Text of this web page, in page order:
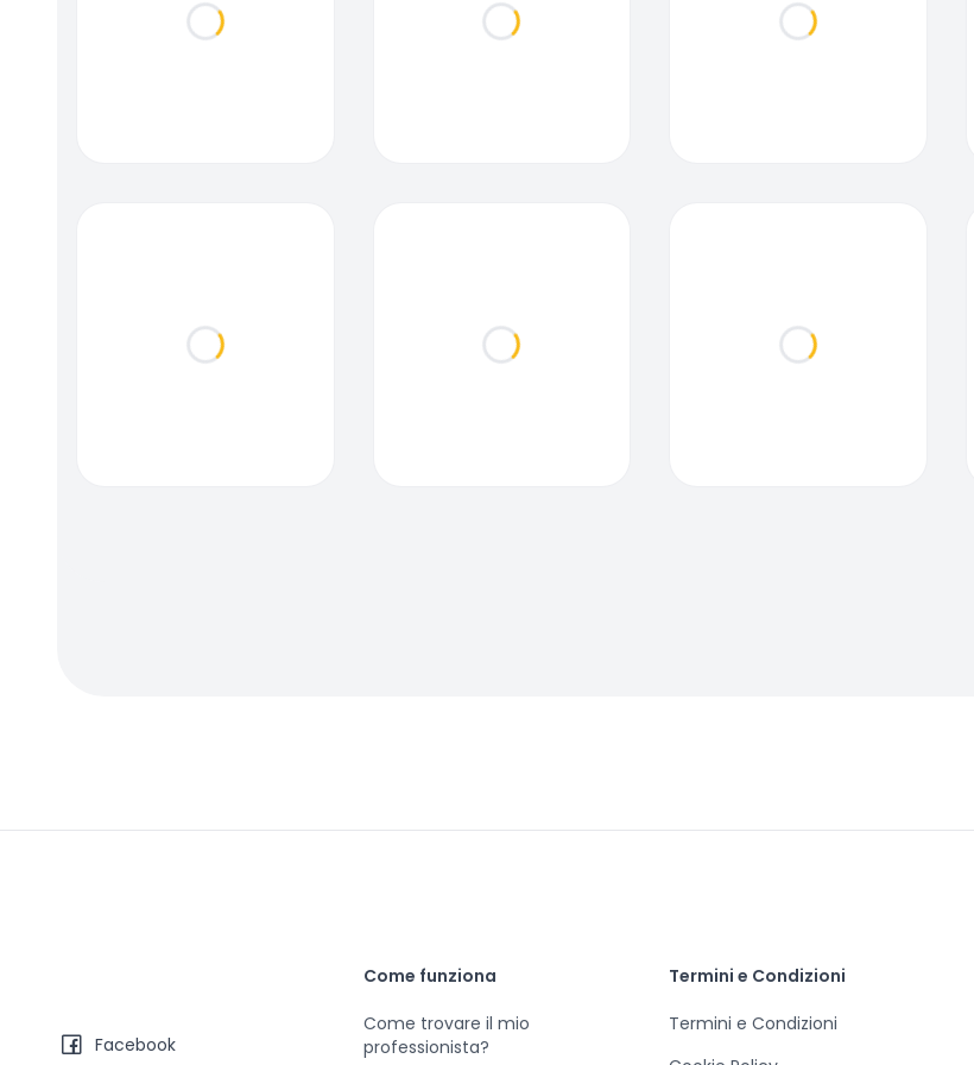
Loading... Loading... Loading...
Loading... Loading... Loading...
Facebook
Come funziona
Come trovare il mio
professionista?
Termini e Condizioni
Termini e Condizioni